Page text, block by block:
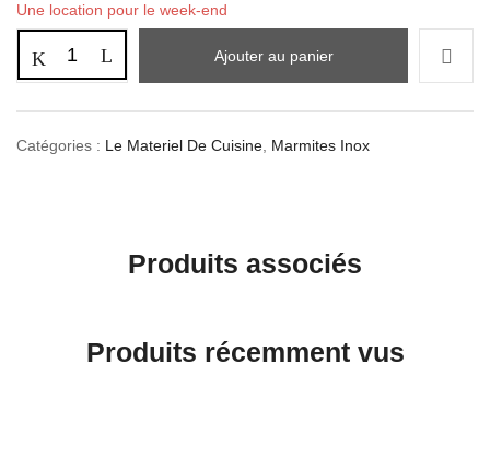
Une location pour le week-end
Ajouter au panier
Catégories : Le Materiel De Cuisine Marmites Inox
Produits associés
Produits récemment vus